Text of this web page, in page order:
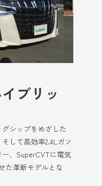
ブリッ
シップをめざした
して高効率2.4Lガソ
、SuperCVTに電気
た革新モデルとな